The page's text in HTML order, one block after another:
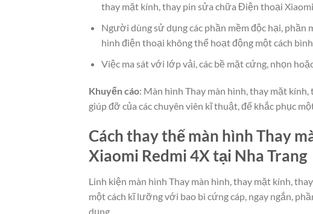
thay mặt kính, thay pin sửa chữa Điện thoại
Người dùng sử dụng các phần mềm độc hại,
hình điện thoại không thể hoạt động một cách
Việc ma sát với lớp vải, các bề mặt cứng, nhọn
Khuyến cáo: Màn hình Thay màn hình, thay mặt
giúp đỡ của các chuyên viên kĩ thuật, để khắc phục
Cách thay thế màn hình Thay
Xiaomi Redmi 4X tại Nha Trang
Linh kiện màn hình Thay màn hình, thay mặt kính,
một cách kĩ lưỡng với bao bì cứng cáp, ngay ngắn,
dụng.